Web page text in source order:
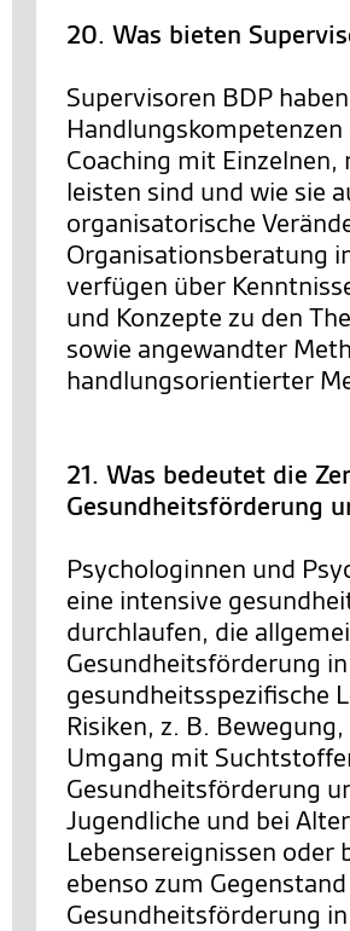
20. Was bieten
Supervisoren BDP
Coaching mit
leisten sind und wie sie
organisatorische
Organisationsberatung
verfügen über
und Konzepte zu den
sowie angewandter
handlungsorientierter
21. Was bedeutet die
Gesundheitsförderung
Psychologinnen und
eine intensive
durchlaufen, die
Gesundheitsförderung
gesundheitsspezifische
Risiken, z. B.
Umgang mit
Gesundheitsförderung
Jugendliche und bei
Lebensereignissen oder
ebenso zum
Gesundheitsförderung